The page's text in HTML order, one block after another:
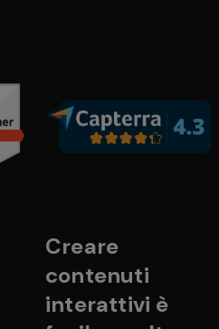
Creare
contenuti
interattivi è